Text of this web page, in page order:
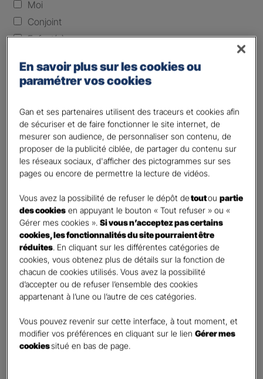
Moi
Conjoint
Enfant(s)
Quand souhaitez-vous être assuré ?
Vos informations :
Etes-vous déjà client Gan assurances ?*
Oui
Non
Civilité
Madame
Monsieur
Contact*
First Last
United
States
E-mail*
En savoir plus sur les cookies ou
paramétrer vos cookies
Gan et ses partenaires utilisent des traceurs et cookies afin
de sécuriser et de faire fonctionner le site internet, de
mesurer son audience, de personnaliser son contenu, de
proposer de la publicité ciblée, de partager du contenu sur
les réseaux sociaux, d'afficher des pictogrammes sur ses
pages ou encore de permettre la lecture de vidéos.
Vous avez la possibilité de refuser le dépôt detoutoupartie
des cookies en appuyant le bouton « Tout refuser » ou «
Gérer mes cookies ».Si vous n’acceptez pas certains
cookies, les fonctionnalités du site pourraient être
réduites. En cliquant sur les différentes catégories de
cookies, vous obtenez plus de détails sur la fonction de
chacun de cookies utilisés. Vous avez la possibilité
d’accepter ou de refuser l’ensemble des cookies
appartenant à l’une ou l’autre de ces catégories.
Vous pouvez revenir sur cette interface, à tout moment, et
modifier vos préférences en cliquant sur le lienGérer mes
cookiessitué en bas de page.